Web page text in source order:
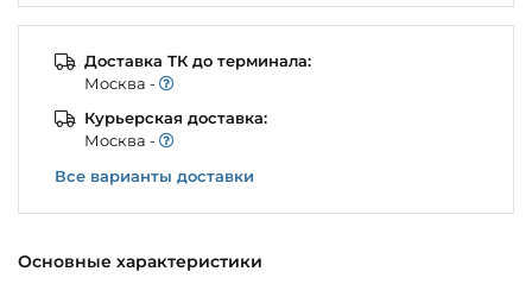
Основные характеристики
Доставка ТК до терминала:
Моcква -
Курьерская доставка:
Моcква -
Все варианты доставки